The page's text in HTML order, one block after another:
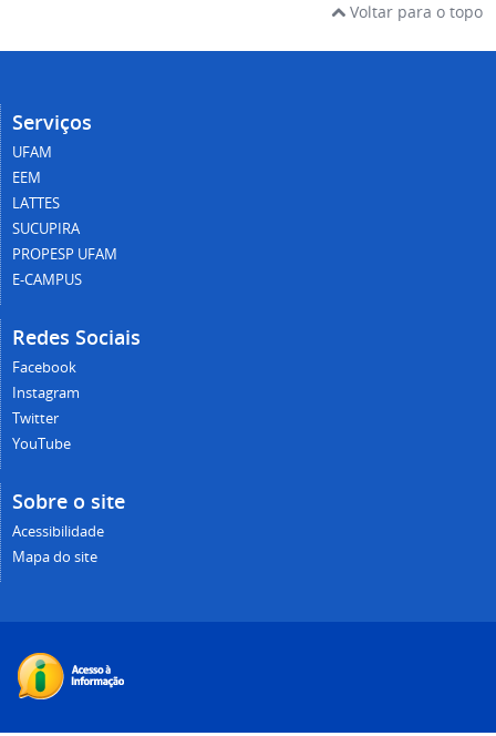
Voltar para o topo
Serviços
UFAM
EEM
LATTES
SUCUPIRA
PROPESP UFAM
E-CAMPUS
Redes Sociais
Facebook
Instagram
Twitter
YouTube
Sobre o site
Acessibilidade
Mapa do site